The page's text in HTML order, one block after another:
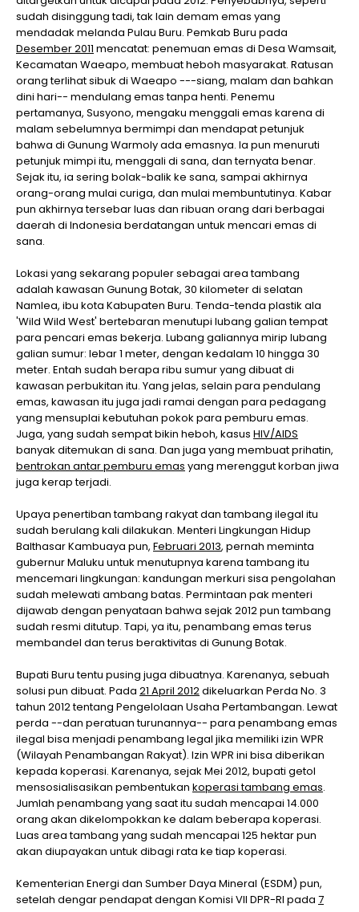
sudah disinggung tadi, tak lain demam emas yang
mendadak melanda Pulau Buru. Pemkab Buru pada
Desember 2011 mencatat: penemuan emas di Desa Wamsait,
Kecamatan Waeapo, membuat heboh masyarakat. Ratusan
orang terlihat sibuk di Waeapo ---siang, malam dan bahkan
dini hari-- mendulang emas tanpa henti. Penemu
pertamanya, Susyono, mengaku menggali emas karena di
malam sebelumnya bermimpi dan mendapat petunjuk
bahwa di Gunung Warmoly ada emasnya. Ia pun menuruti
petunjuk mimpi itu, menggali di sana, dan ternyata benar.
Sejak itu, ia sering bolak-balik ke sana, sampai akhirnya
orang-orang mulai curiga, dan mulai membuntutinya. Kabar
pun akhirnya tersebar luas dan ribuan orang dari berbagai
daerah di Indonesia berdatangan untuk mencari emas di
sana.
Lokasi yang sekarang populer sebagai area tambang
adalah kawasan Gunung Botak, 30 kilometer di selatan
Namlea, ibu kota Kabupaten Buru. Tenda-tenda plastik ala
'Wild Wild West' bertebaran menutupi lubang galian tempat
para pencari emas bekerja. Lubang galiannya mirip lubang
galian sumur: lebar 1 meter, dengan kedalam 10 hingga 30
meter. Entah sudah berapa ribu sumur yang dibuat di
kawasan perbukitan itu. Yang jelas, selain para pendulang
emas, kawasan itu juga jadi ramai dengan para pedagang
yang mensuplai kebutuhan pokok para pemburu emas.
Juga, yang sudah sempat bikin heboh, kasus HIV/AIDS
banyak ditemukan di sana. Dan juga yang membuat prihatin,
bentrokan antar pemburu emas yang merenggut korban jiwa
juga kerap terjadi.
Upaya penertiban tambang rakyat dan tambang ilegal itu
sudah berulang kali dilakukan. Menteri Lingkungan Hidup
Balthasar Kambuaya pun, Februari 2013, pernah meminta
gubernur Maluku untuk menutupnya karena tambang itu
mencemari lingkungan: kandungan merkuri sisa pengolahan
sudah melewati ambang batas. Permintaan pak menteri
dijawab dengan penyataan bahwa sejak 2012 pun tambang
sudah resmi ditutup. Tapi, ya itu, penambang emas terus
membandel dan terus beraktivitas di Gunung Botak.
Bupati Buru tentu pusing juga dibuatnya. Karenanya, sebuah
solusi pun dibuat. Pada 21 April 2012dikeluarkan Perda No. 3
tahun 2012 tentang Pengelolaan Usaha Pertambangan. Lewat
perda --dan peratuan turunannya-- para penambang emas
ilegal bisa menjadi penambang legal jika memiliki izin WPR
(Wilayah Penambangan Rakyat). Izin WPR ini bisa diberikan
kepada koperasi. Karenanya, sejak Mei 2012, bupati getol
mensosialisasikan pembentukan koperasi tambang emas.
Jumlah penambang yang saat itu sudah mencapai 14.000
orang akan dikelompokkan ke dalam beberapa koperasi.
Luas area tambang yang sudah mencapai 125 hektar pun
akan diupayakan untuk dibagi rata ke tiap koperasi.
Kementerian Energi dan Sumber Daya Mineral (ESDM) pun,
setelah dengar pendapat dengan Komisi VII DPR-RI pada 7